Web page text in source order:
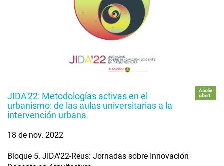
JIDA'22: Metodologías activas en el
urbanismo: de las aulas universitarias a la
intervención urbana
Accés
obert
18 de nov. 2022
Bloque 5. JIDA'22-Reus: Jornadas sobre Innovación